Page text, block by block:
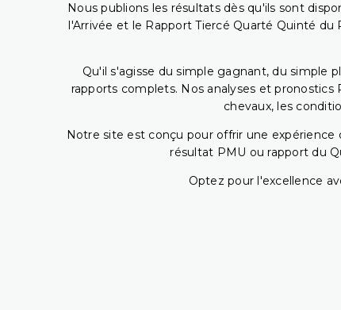
Nous publions les résultats dès qu'ils sont
l'Arrivée et le Rapport Tiercé Quarté Quinté du
Qu'il s'agisse du simple gagnant, du simple
rapports complets. Nos analyses et
chevaux, les
Notre site est conçu pour offrir une
résultat PMU ou rapport du
Optez pour l'excellence